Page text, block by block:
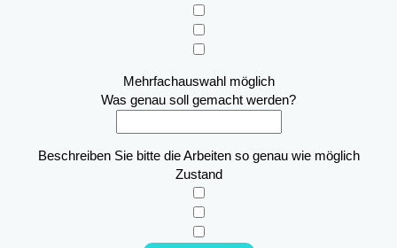
Mehrfachauswahl möglich
Was genau soll gemacht werden?
Beschreiben Sie bitte die Arbeiten so genau wie möglich
Zustand